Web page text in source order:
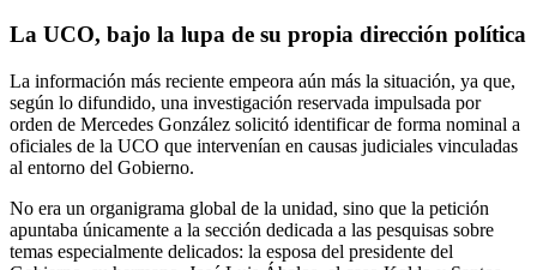
La UCO, bajo la lupa de su propia dirección política
La información más reciente empeora aún más la situación, ya que,
según lo difundido, una investigación reservada impulsada por
orden de Mercedes González solicitó identificar de forma nominal a
oficiales de la UCO que intervenían en causas judiciales vinculadas
al entorno del Gobierno.
No era un organigrama global de la unidad, sino que la petición
apuntaba únicamente a la sección dedicada a las pesquisas sobre
temas especialmente delicados: la esposa del presidente del